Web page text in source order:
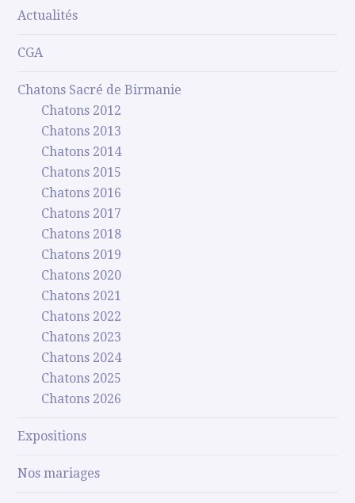
Actualités
CGA
Chatons Sacré de Birmanie
Chatons 2012
Chatons 2013
Chatons 2014
Chatons 2015
Chatons 2016
Chatons 2017
Chatons 2018
Chatons 2019
Chatons 2020
Chatons 2021
Chatons 2022
Chatons 2023
Chatons 2024
Chatons 2025
Chatons 2026
Expositions
Nos mariages